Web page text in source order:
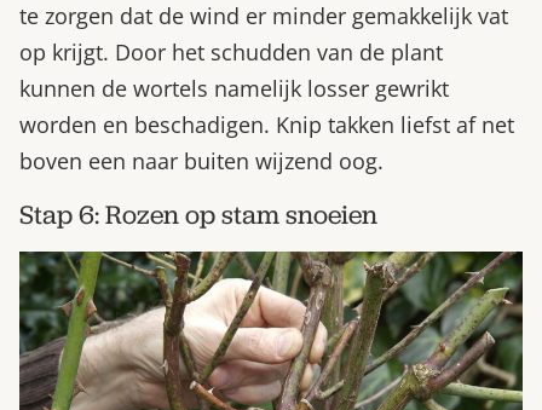
te zorgen dat de wind er minder gemakkelijk vat
op krijgt. Door het schudden van de plant
kunnen de wortels namelijk losser gewrikt
worden en beschadigen. Knip takken liefst af net
boven een naar buiten wijzend oog.
Stap 6: Rozen op stam snoeien